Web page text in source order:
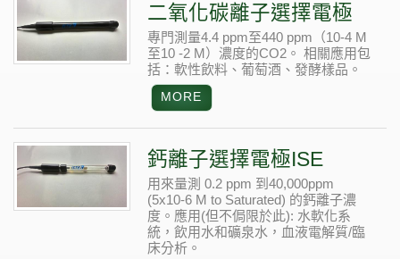
二氧化碳離子選擇電極
專門測量4.4 ppm至440 ppm（10-4 M
至10 -2 M）濃度的CO2。 相關應用包
括：軟性飲料、葡萄酒、發酵樣品。
鈣離子選擇電極ISE
用來量測 0.2 ppm 到40,000ppm
(5x10-6 M to Saturated) 的鈣離子濃
度。應用(但不侷限於此): 水軟化系
統，飲用水和礦泉水，血液電解質/臨
床分析。